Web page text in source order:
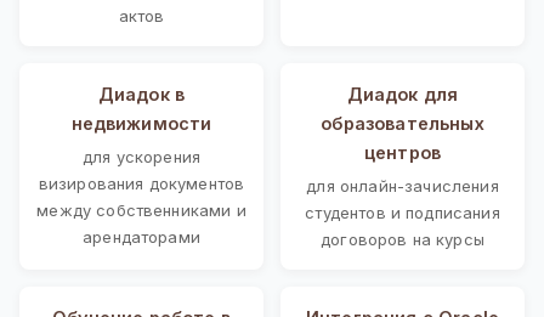
актов
Диадок в
недвижимости
для ускорения
визирования документов
между собственниками и
арендаторами
Диадок для
образовательных
центров
для онлайн-зачисления
студентов и подписания
договоров на курсы